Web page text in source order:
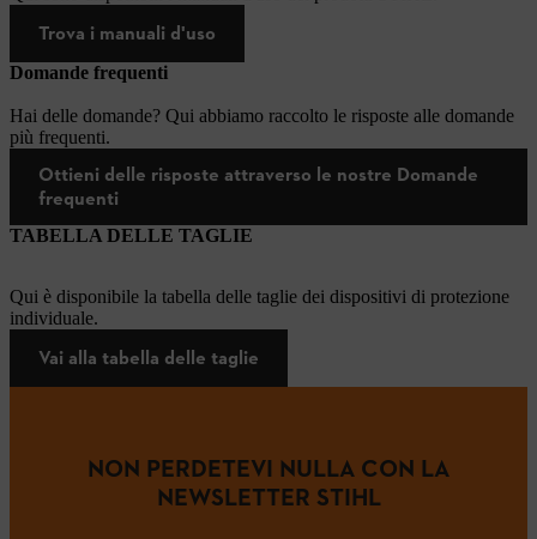
Trova i manuali d'uso
Domande frequenti
Hai delle domande? Qui abbiamo raccolto le risposte alle domande
più frequenti.
Ottieni delle risposte attraverso le nostre Domande
frequenti
TABELLA DELLE TAGLIE
Qui è disponibile la tabella delle taglie dei dispositivi di protezione
individuale.
Vai alla tabella delle taglie
NON PERDETEVI NULLA CON LA
NEWSLETTER STIHL